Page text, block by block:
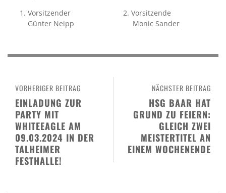
Vorsitzender 2. Vorsitzende
Günter Neipp Monic Sander
NÄCHSTER BEITRAG
HSG BAAR HAT
GRUND ZU FEIERN:
GLEICH ZWEI
MEISTERTITEL AN
EINEM WOCHENENDE
VORHERIGER BEITRAG
EINLADUNG ZUR
PARTY MIT
WHITEEAGLE AM
09.03.2024 IN DER
TALHEIMER
FESTHALLE!